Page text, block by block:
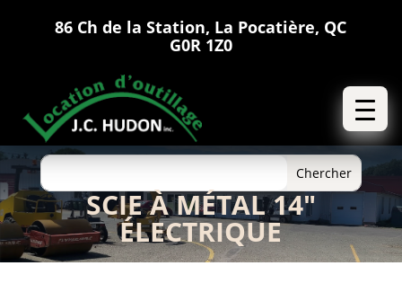
86 Ch de la Station, La Pocatière, QC
G0R 1Z0
SCIE À MÉTAL 14″
ÉLECTRIQUE